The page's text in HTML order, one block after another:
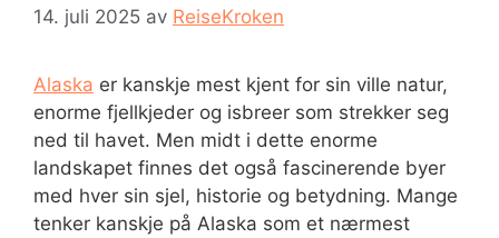
14. juli 2025 av ReiseKroken
Alaska er kanskje mest kjent for sin ville natur,
enorme fjellkjeder og isbreer som strekker seg
ned til havet. Men midt i dette enorme
landskapet finnes det også fascinerende byer
med hver sin sjel, historie og betydning. Mange
tenker kanskje på Alaska som et nærmest